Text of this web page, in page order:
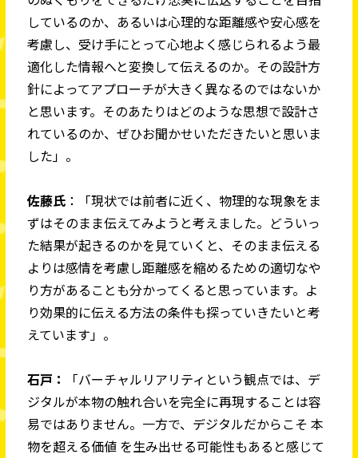
しているのか、あるいは心理的な距離感や安心感を
考慮し、受け手にとって心地よく感じられるよう最
適化した情報へと変換して伝えるのか。その設計方
針によってアプローチが大きく異なるのではないか
と思います。そのあたりはどのような思想で設計さ
れているのか、ぜひお聞かせいただきたいと思いま
した」。
佐藤氏 ：「現状では前者に近く、物理的な現象をま
ずはそのまま伝えてみようと考えました。どういっ
た結果が起きるのかを見ていくと、そのまま伝える
よりは感情を考慮し距離感を縮めるための適切なや
り方があることも分かってくると思っています。よ
り効果的に伝える方法の条件も探っていきたいと考
えています」。
石戸：
「バーチャルリアリティという観点では、デ
ジタルが本物の触れ合いを完全に再現することは容
易ではありません。一方で、デジタルだからこそ 本
物を超える価値 を生み出せる可能性もあると感じて